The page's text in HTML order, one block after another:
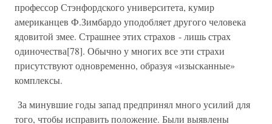
профессор Стэнфордского университета, кумир
американцев Ф.Зимбардо уподобляет другого человека
ядовитой змее. Страшнее этих страхов - лишь страх
одиночества[78]. Обычно у многих все эти страхи
присутствуют одновременно, образуя «изысканные»
комплексы.
За минувшие годы запад предпринял много усилий для
того, чтобы исправить положение. Были выявлены